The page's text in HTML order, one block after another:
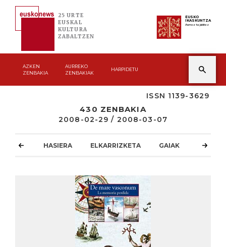
25 URTE
EUSKAL
KULTURA
ZABALTZEN
EUSKO
IKASKUNTZA
Asmoz ta jakitez
AZKEN
ZENBAKIA
AURREKO
ZENBAKIAK
HARPIDETU
ISSN 1139-3629
430 ZENBAKIA
2008-02-29 / 2008-03-07
HASIERA ELKARRIZKETA GAIAK